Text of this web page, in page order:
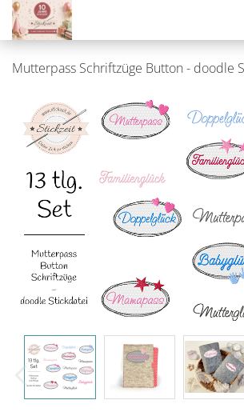
Mutterpass Schriftzüge Button - doodle